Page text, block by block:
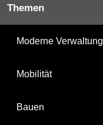
Themen
Moderne Verwaltung
Mobilität
Bauen